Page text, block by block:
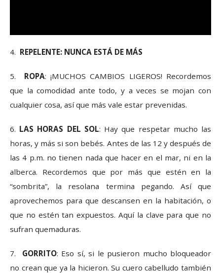
4. REPELENTE: NUNCA ESTÁ DE MÁS
5. ROPA: ¡MUCHOS CAMBIOS LIGEROS! Recordemos
que la comodidad ante todo, y a veces se mojan con
cualquier cosa, así que más vale estar prevenidas.
6. LAS HORAS DEL SOL: Hay que respetar mucho las
horas, y más si son bebés. Antes de las 12 y después de
las 4 p.m. no tienen nada que hacer en el mar, ni en la
alberca. Recordemos que por más que estén en la
“sombrita”, la resolana termina pegando. Así que
aprovechemos para que descansen en la habitación, o
que no estén tan expuestos. Aquí la clave para que no
sufran quemaduras.
7. GORRITO: Eso sí, si le pusieron mucho bloqueador
no crean que ya la hicieron. Su cuero cabelludo también